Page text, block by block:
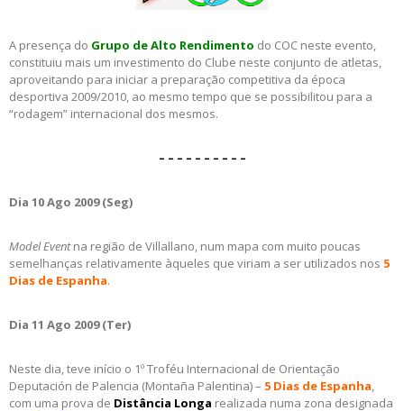
A presença do Grupo de Alto Rendimento do COC neste evento,
constituiu mais um investimento do Clube neste conjunto de atletas,
aproveitando para iniciar a preparação competitiva da época
desportiva 2009/2010, ao mesmo tempo que se possibilitou para a
“rodagem” internacional dos mesmos.
– – – – – – – – – –
Dia 10 Ago 2009 (Seg)
Model Eventna região de Villallano, num mapa com muito poucas
semelhanças relativamente àqueles que viriam a ser utilizados nos 5
Dias de Espanha.
Dia 11 Ago 2009 (Ter)
Neste dia, teve início o 1º Troféu Internacional de Orientação
Deputación de Palencia (Montaña Palentina) – 5 Dias de Espanha,
com uma prova de Distância Longa realizada numa zona designada